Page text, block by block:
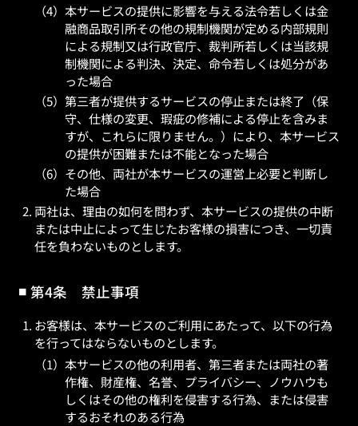
本サービスの提供に影響を与える法令若しくは金
融商品取引所その他の規制機関が定める内部規則
による規制又は行政官庁、裁判所若しくは当該規
制機関による判決、決定、命令若しくは処分があ
った場合
第三者が提供するサービスの停止または終了（保
守、仕様の変更、瑕疵の修補による停止を含みま
すが、これらに限りません。）により、本サービス
の提供が困難または不能となった場合
その他、両社が本サービスの運営上必要と判断し
た場合
両社は、理由の如何を問わず、本サービスの提供の中断
または中止によって生じたお客様の損害につき、一切責
任を負わないものとします。
第4条 禁止事項
お客様は、本サービスのご利用にあたって、以下の行為
を行ってはならないものとします。
本サービスの他の利用者、第三者または両社の著
作権、財産権、名誉、プライバシー、ノウハウも
しくはその他の権利を侵害する行為、または侵害
するおそれのある行為